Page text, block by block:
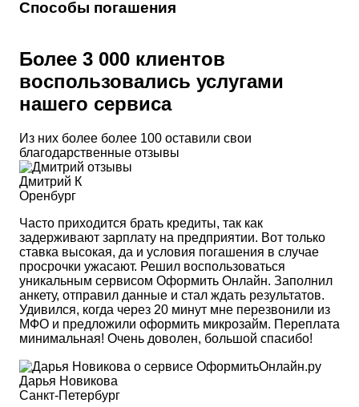
Способы погашения
Более 3 000 клиентов
воспользовались услугами
нашего сервиса
Из них более более 100 оставили свои
благодарственные отзывы
Дмитрий К
Оренбург
Часто приходится брать кредиты, так как
задерживают зарплату на предприятии. Вот только
ставка высокая, да и условия погашения в случае
просрочки ужасают. Решил воспользоваться
уникальным сервисом Оформить Онлайн. Заполнил
анкету, отправил данные и стал ждать результатов.
Удивился, когда через 20 минут мне перезвонили из
МФО и предложили оформить микрозайм. Переплата
минимальная! Очень доволен, большой спасибо!
Дарья Новикова
Санкт-Петербург